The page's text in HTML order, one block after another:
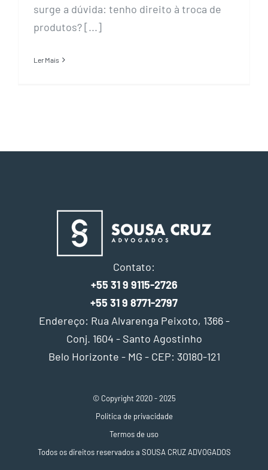
surge a dúvida: tenho direito à troca de
produtos? [...]
Ler Mais
Contato:
+55 31 9 9115-2726
+55 31 9 8771-2797
Endereço: Rua Alvarenga Peixoto, 1366 -
Conj. 1604 - Santo Agostinho
Belo Horizonte - MG - CEP: 30180-121
© Copyright 2020 - 2025
Política de privacidade
Termos de uso
Todos os direitos reservados a SOUSA CRUZ ADVOGADOS